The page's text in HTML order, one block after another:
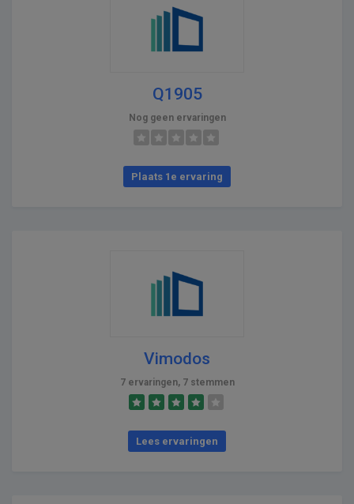
Q1905
Nog geen ervaringen
Plaats 1e ervaring
Vimodos
7 ervaringen, 7 stemmen
Lees ervaringen